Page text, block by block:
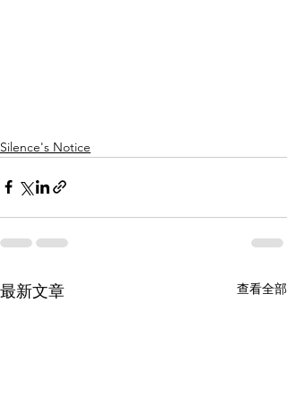
Silence's Notice
最新文章 查看全部